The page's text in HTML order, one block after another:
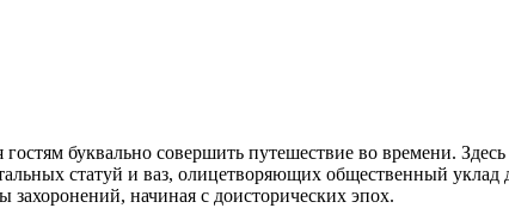
гостям буквально совершить путешествие во времени.
статуй и ваз, олицетворяющих общественный уклад
начиная с доисторических эпох.